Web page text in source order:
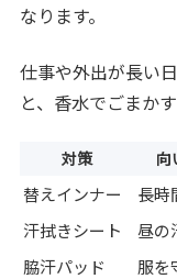
なります。
仕事や外出が長い
と、香水でごまか
対策 向
替えインナー 長時
汗拭きシート
昼の
脇汗パッド
服を